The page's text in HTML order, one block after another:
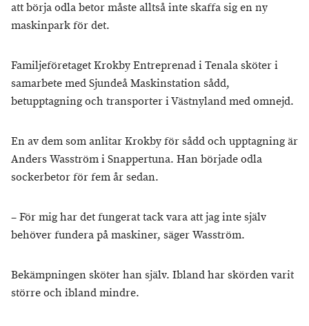
att börja odla betor måste alltså inte skaffa sig en ny
maskinpark för det.
Familjeföretaget Krokby Entreprenad i Tenala sköter i
samarbete med Sjundeå Maskinstation sådd,
betupptagning och transporter i Västnyland med omnejd.
En av dem som anlitar Krokby för sådd och upptagning är
Anders Wasström i Snappertuna. Han började odla
sockerbetor för fem år sedan.
– För mig har det fungerat tack vara att jag inte själv
behöver fundera på maskiner, säger Wasström.
Bekämpningen sköter han själv. Ibland har skörden varit
större och ibland mindre.